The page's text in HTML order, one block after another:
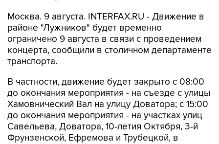
Москва. 9 августа. INTERFAX.RU - Движение в
районе "Лужников" будет временно
ограничено 9 августа в связи с проведением
концерта, сообщили в столичном департаменте
транспорта.
В частности, движение будет закрыто с 08:00
до окончания мероприятия - на съезде с улицы
Хамовнический Вал на улицу Доватора; с 15:00
до окончания мероприятия - на участках улиц
Савельева, Доватора, 10-летия Октября, 3-й
Фрунзенской, Ефремова и Трубецкой, в